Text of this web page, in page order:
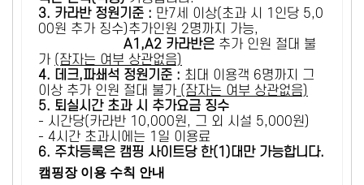
3. 카라반 정원기준 : 만7세 이상(초과 시 1인당 5,0
00원 추가 징수)추가인원 2명까지 가능,
A1,A2 카라반은 추가 인원 절대 불
가 (잠자는 여부 상관없음)
4. 데크,파쇄석 정원기준 : ​최대 이용객 6명까지 그
이상 추가 인원 절대 불가 (잠자는 여부 상관없음)
5. 퇴실시간 초과 시 추가요금 징수
- 시간당(카라반 10,000원, 그 외 시설 5,000원)
- 4시간 초과시에는 1일 이용료
6. 주차등록은 캠핑 사이트당 한(1)대만 가능합니다.
캠핑장 이용 수칙 안내